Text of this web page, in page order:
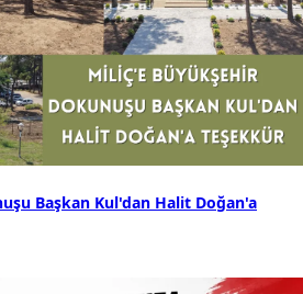
Başkan Kul'dan Halit Doğan'a